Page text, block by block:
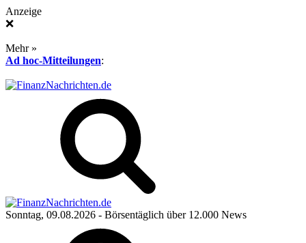
Anzeige
❌
Mehr »
Ad hoc-Mitteilungen:
Sonntag, 09.08.2026 - Börsentäglich über 12.000 News